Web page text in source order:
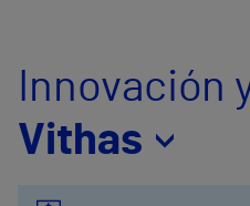
Innovación
Vithas